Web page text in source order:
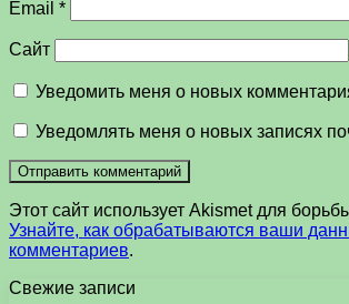
Email *
Сайт
Уведомить меня о новых
Уведомлять меня о новых записях
Этот сайт использует Akismet для
Узнайте, как обрабатываются ваши
комментариев.
Свежие записи